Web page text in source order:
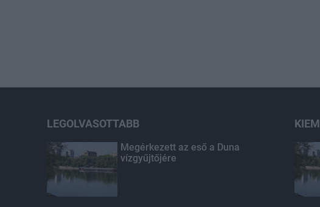
LEGOLVASOTTABB
Megérkezett az eső a Duna
vízgyűjtőjére